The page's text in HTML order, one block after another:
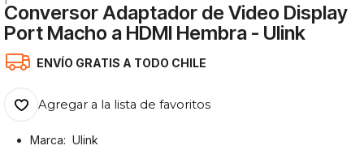
Conversor Adaptador de Video Display
Port Macho a HDMI Hembra - Ulink
ENVÍO GRATIS A TODO CHILE
Agregar a la lista de favoritos
Marca: Ulink